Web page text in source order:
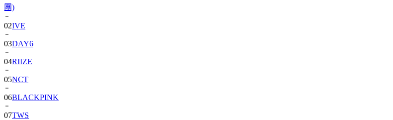
團)
02IVE
03DAY6
04RIIZE
05NCT
06BLACKPINK
07TWS